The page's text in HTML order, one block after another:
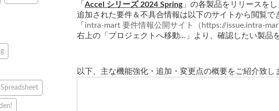
新
日
時
:
「 Accel シリーズ 2024 Spring」の各製品をリリースを
追加された要件＆不具合情報は以下のサイトから閲覧で
「 intra-mart 要件情報公開サイト（https://issue.intra-
右上の「プロジェクトへ移動...」より、確認したい製品
以下、主な機能強化・追加・変更点の概要をご紹介致
Spreadsheet